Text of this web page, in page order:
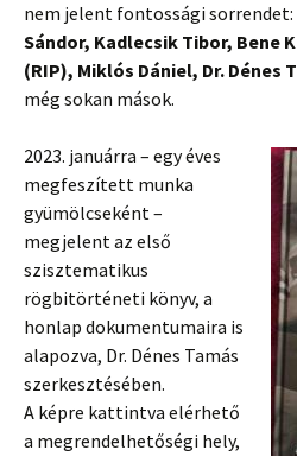
nem jelent fontossági sorrendet:
Sándor, Kadlecsik Tibor, Bene
(RIP), Miklós Dániel, Dr. Dénes
még sokan mások.
2023. januárra – egy éves
megfeszített munka
gyümölcseként –
megjelent az első
szisztematikus
rögbitörténeti könyv, a
honlap dokumentumaira is
alapozva, Dr. Dénes Tamás
szerkesztésében.
A képre kattintva elérhető
a megrendelhetőségi hely,